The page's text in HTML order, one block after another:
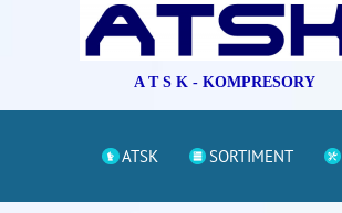
A T S K - KOMPRESORY
ATSK SORTIMENT